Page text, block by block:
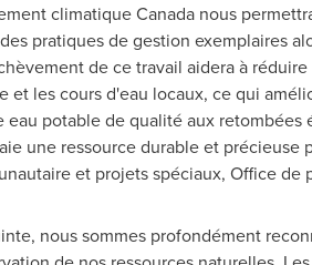
climatique Canada nous
pratiques de gestion exemplaires
de ce travail aidera à
les cours d'eau locaux, ce qui
potable de qualité aux
une ressource durable et précieuse
et projets spéciaux, Office
nous sommes profondément